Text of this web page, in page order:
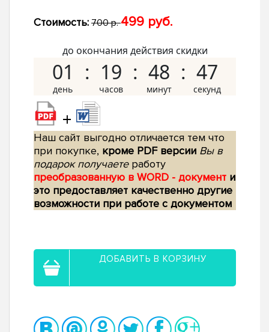
Стоимость: 700 р.499 руб.
до окончания действия скидки
01 19 48 47
+
Наш сайт выгодно отличается тем что
при покупке, кроме PDF версии Вы в
подарок получаетеработу
преобразованную в WORD - документ и
это предоставляет качественно другие
возможности при работе с документом
ДОБАВИТЬ В КОРЗИНУ